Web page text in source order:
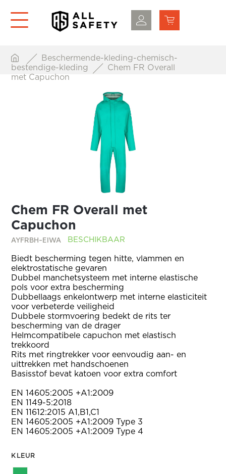
Beschermende-kleding-chemisch-
bestendige-kleding
Chem FR Overall
met Capuchon
Chem FR Overall met
Capuchon
AYFRBH-EIWA BESCHIKBAAR
Biedt bescherming tegen hitte, vlammen en
elektrostatische gevaren
Dubbel manchetsysteem met interne elastische
pols voor extra bescherming
Dubbellaags enkelontwerp met interne elasticiteit
voor verbeterde veiligheid
Dubbele stormvoering bedekt de rits ter
bescherming van de drager
Helmcompatibele capuchon met elastisch
trekkoord
Rits met ringtrekker voor eenvoudig aan- en
uittrekken met handschoenen
Basisstof bevat katoen voor extra comfort
EN 14605:2005 +A1:2009
EN 1149-5:2018
EN 11612:2015 A1,B1,C1
EN 14605:2005 +A1:2009 Type 3
EN 14605:2005 +A1:2009 Type 4
KLEUR